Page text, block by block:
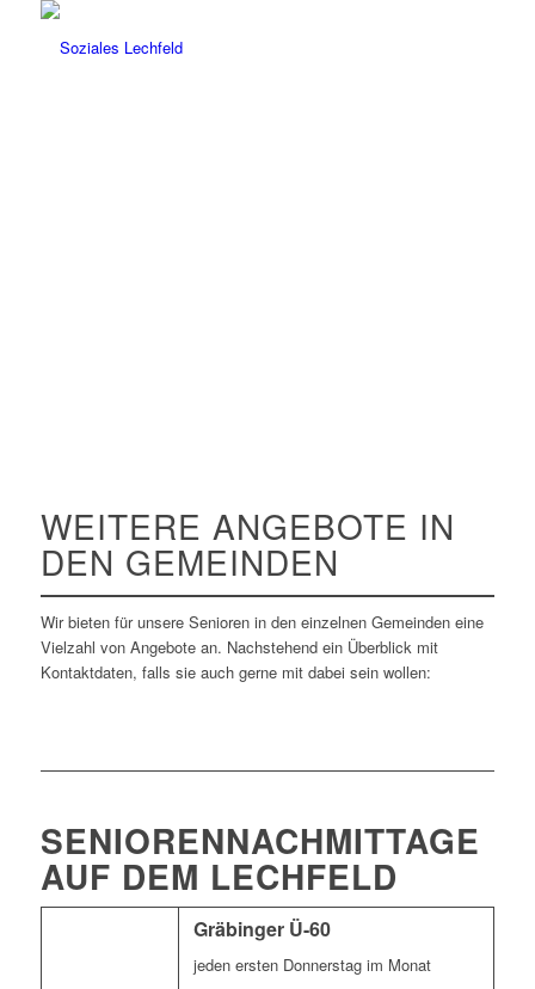
WEITERE ANGEBOTE IN
DEN GEMEINDEN
Wir bieten für unsere Senioren in den einzelnen Gemeinden eine
Vielzahl von Angebote an. Nachstehend ein Überblick mit
Kontaktdaten, falls sie auch gerne mit dabei sein wollen:
SENIORENNACHMITTAGE
AUF DEM LECHFELD
Gräbinger Ü-60
jeden ersten Donnerstag im Monat